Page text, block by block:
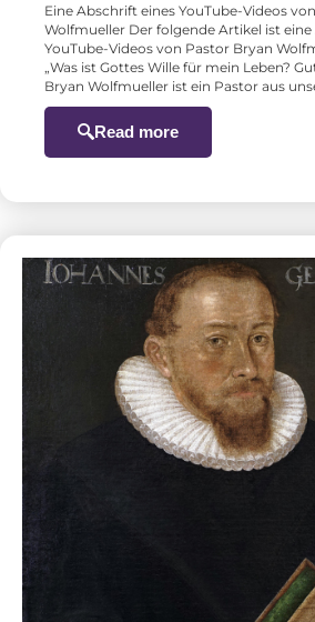
Eine Abschrift eines YouTube-Videos
Wolfmueller Der folgende Artikel ist
YouTube-Videos von Pastor Bryan
„Was ist Gottes Wille für mein Leben?
Bryan Wolfmueller ist ein Pastor aus
Read more